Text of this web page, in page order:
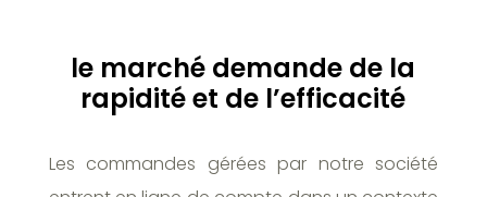
le marché demande de la
rapidité et de l’efficacité
Les commandes gérées par notre société